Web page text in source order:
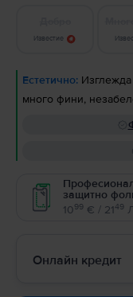
Известие
Естетично:
много фини,
защитно
1099 € / 2149
Онлайн кредит